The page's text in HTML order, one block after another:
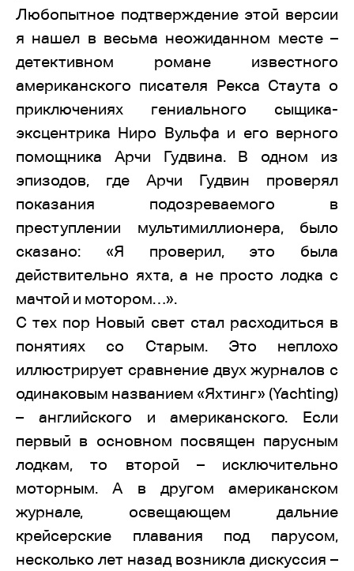
Любопытное подтверждение этой версии
я нашел в весьма неожиданном месте –
детективном романе известного
американского писателя Рекса Стаута о
приключениях гениального сыщика-
эксцентрика Ниро Вульфа и его верного
помощника Арчи Гудвина. В одном из
эпизодов, где Арчи Гудвин проверял
показания подозреваемого в
преступлении мультимиллионера, было
сказано: «Я проверил, это была
действительно яхта, а не просто лодка с
мачтой и мотором…».
С тех пор Новый свет стал расходиться в
понятиях со Старым. Это неплохо
иллюстрирует сравнение двух журналов с
одинаковым названием «Яхтинг» (Yachting)
– английского и американского. Если
первый в основном посвящен парусным
лодкам, то второй – исключительно
моторным. А в другом американском
журнале, освещающем дальние
крейсерские плавания под парусом,
несколько лет назад возникла дискуссия –